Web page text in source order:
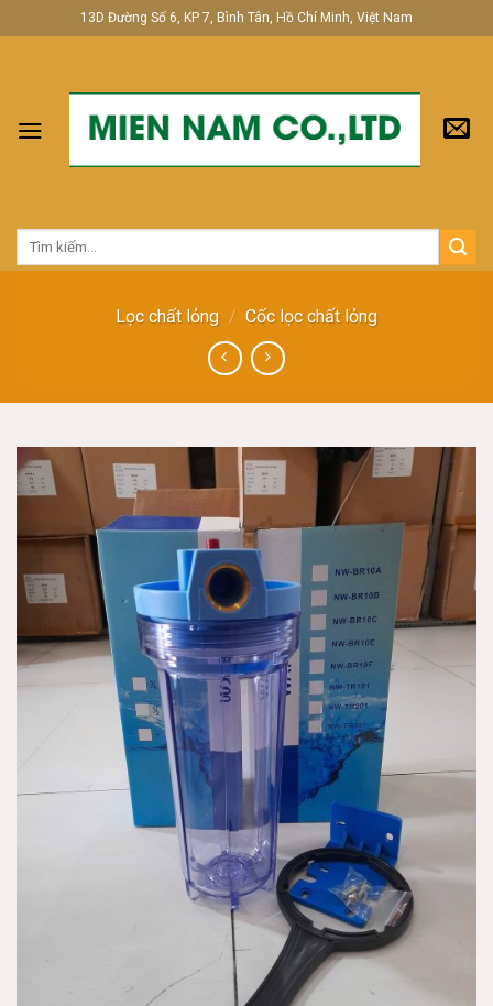
to
13D Đường Số 6, KP 7, Bình Tân, Hồ Chí Minh, Việt Nam
Tìm
Lọc chất lỏng / Cốc lọc chất lỏng